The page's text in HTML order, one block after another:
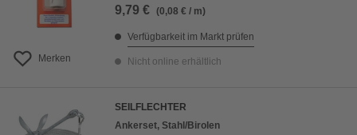
Merken
9,79 € (0,08 € / m)
Verfügbarkeit im Markt prüfen
Nicht online erhältlich
SEILFLECHTER
Ankerset, Stahl/Birolen